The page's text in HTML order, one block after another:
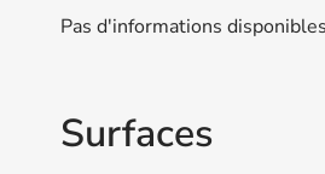
Pas d'informations disponibles
Surfaces